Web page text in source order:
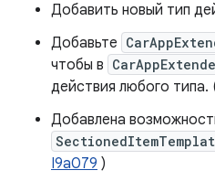
Добавить новый тип
Добавьте
чтобы в
действия любого типа.
Добавлена
I9a079 )